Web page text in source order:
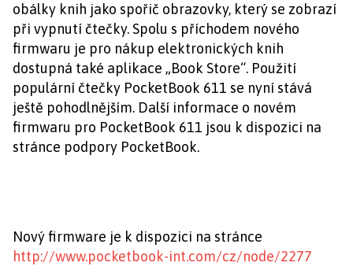
obálky knih jako spořič obrazovky, který se zobrazí
při vypnutí čtečky. Spolu s příchodem nového
firmwaru je pro nákup elektronických knih
dostupná také aplikace „Book Store“. Použití
populární čtečky PocketBook 611 se nyní stává
ještě pohodlnějším. Další informace o novém
firmwaru pro PocketBook 611 jsou k dispozici na
stránce podpory PocketBook.
Nový firmware je k dispozici na stránce
http://www.pocketbook-int.com/cz/node/2277